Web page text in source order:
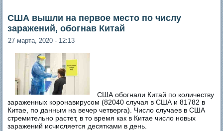
США вышли на первое место по числу
заражений, обогнав Китай
27 марта, 2020 - 12:13
США обогнали Китай по количеству
зараженных коронавирусом (82040 случая в США и 81782 в
Китае, по данным на вечер четверга). Число случаев в США
стремительно растет, в то время как в Китае число новых
заражений исчисляется десятками в день.